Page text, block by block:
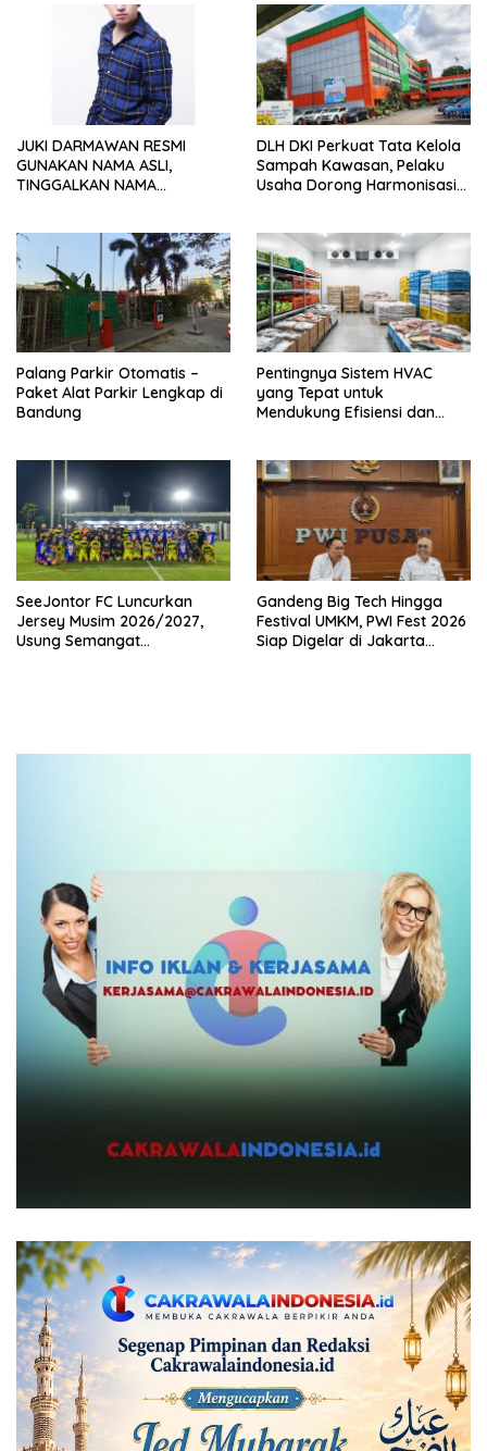
JUKI DARMAWAN RESMI
GUNAKAN NAMA ASLI,
TINGGALKAN NAMA
JAKARTA
DLH DKI Perkuat Tata Kelola
Sampah Kawasan, Pelaku
Usaha Dorong Harmonisasi
Palang Parkir Otomatis –
Paket Alat Parkir Lengkap di
Bandung
Pentingnya Sistem HVAC
yang Tepat untuk
Mendukung Efisiensi dan
SeeJontor FC Luncurkan
Jersey Musim 2026/2027,
Usung Semangat
Gandeng Big Tech Hingga
Festival UMKM, PWI Fest 2026
Siap Digelar di Jakarta